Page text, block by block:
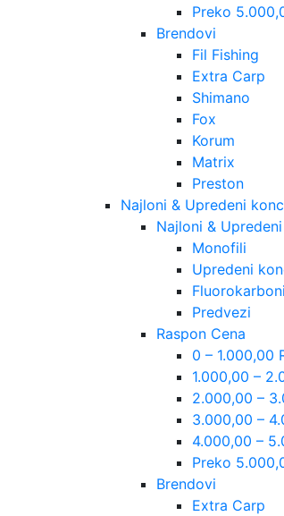
Preko
Brendovi
Fil Fishing
Extra Carp
Shimano
Fox
Korum
Matrix
Preston
Najloni & Upredeni
Najloni &
Monofili
Upredeni
Fluorokarboni
Predvezi
Raspon Cena
0 – 1.000,00
1.000,00 –
2.000,00 –
3.000,00 –
4.000,00 –
Preko
Brendovi
Extra Carp